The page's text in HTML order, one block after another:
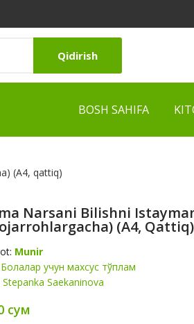
Qidirish
BOSH SAHIFA
(А4, qattiq)
Narsani Bilishni
(А4, Qattiq)
Munir
Болалар учун махсус тўплам
Stepanka Saekaninova
сум